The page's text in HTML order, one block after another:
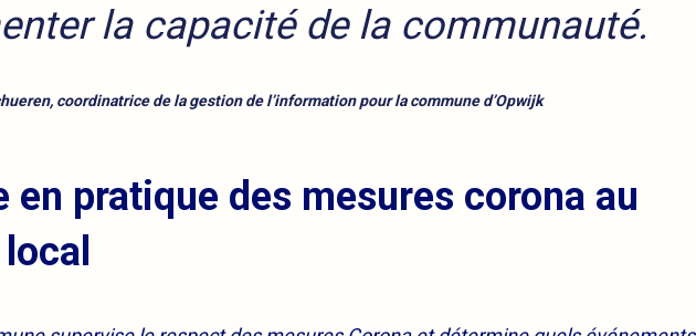
la capacité de la communauté.
coordinatrice de la gestion de l’information pour la commune d’Opwijk
en pratique des mesures corona au